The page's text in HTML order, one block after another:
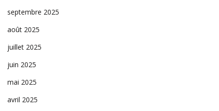
septembre 2025
août 2025
juillet 2025
juin 2025
mai 2025
avril 2025